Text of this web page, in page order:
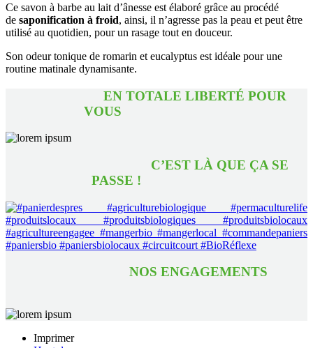
Ce savon à barbe au lait d’ânesse est élaboré grâce au procédé
de saponification à froid, ainsi, il n’agresse pas la peau et peut être
utilisé au quotidien, pour un rasage tout en douceur.
Son odeur tonique de romarin et eucalyptus est idéale pour une
routine matinale dynamisante.
EN TOTALE LIBERTÉ POUR
VOUS
C’EST LÀ QUE ÇA SE
PASSE !
NOS ENGAGEMENTS
Imprimer